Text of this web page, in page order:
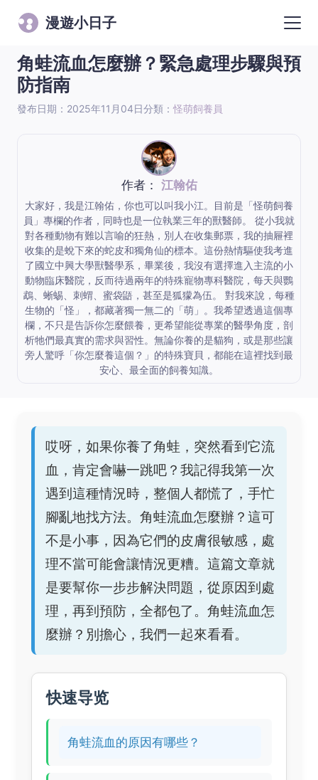
漫遊小日子
角蛙流血怎麼辦？緊急處理步驟與預
防指南
發布日期：2025年11月04日分類： 怪萌飼養員
作者： 江翰佑
大家好，我是江翰佑，你也可以叫我小江。目前是「怪萌飼養
員」專欄的作者，同時也是一位執業三年的獸醫師。 從小我就
對各種動物有難以言喻的狂熱，別人在收集郵票，我的抽屜裡
收集的是蛻下來的蛇皮和獨角仙的標本。這份熱情驅使我考進
了國立中興大學獸醫學系，畢業後，我沒有選擇進入主流的小
動物臨床醫院，反而待過兩年的特殊寵物專科醫院，每天與鸚
鵡、蜥蜴、刺蝟、蜜袋鼯，甚至是狐獴為伍。 對我來說，每種
生物的「怪」，都藏著獨一無二的「萌」。我希望透過這個專
欄，不只是告訴你怎麼餵養，更希望能從專業的醫學角度，剖
析牠們最真實的需求與習性。無論你養的是貓狗，或是那些讓
旁人驚呼「你怎麼養這個？」的特殊寶貝，都能在這裡找到最
安心、最全面的飼養知識。
哎呀，如果你養了角蛙，突然看到它流
血，肯定會嚇一跳吧？我記得我第一次
遇到這種情況時，整個人都慌了，手忙
腳亂地找方法。角蛙流血怎麼辦？這可
不是小事，因為它們的皮膚很敏感，處
理不當可能會讓情況更糟。這篇文章就
是要幫你一步步解決問題，從原因到處
理，再到預防，全都包了。角蛙流血怎
麼辦？別擔心，我們一起來看看。
快速导览
角蛙流血的原因有哪些？